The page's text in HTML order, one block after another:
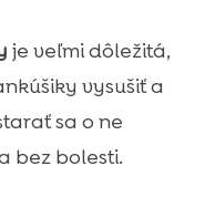
je veľmi dôležitá,
vysušiť a
sa o ne
bez bolesti.